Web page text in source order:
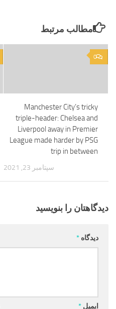
مطالب مرتبط
0
Manchester City’s tricky
triple-header: Chelsea and
Liverpool away in Premier
League made harder by PSG
trip in between
سپتامبر 23, 2021
دیدگاهتان را بنویسید
دیدگاه *
ایمیل *